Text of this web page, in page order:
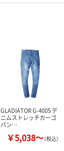
GLADIATOR G-4005 デ
ニムストレッチカーゴ
パン…
￥5,038～（税込）